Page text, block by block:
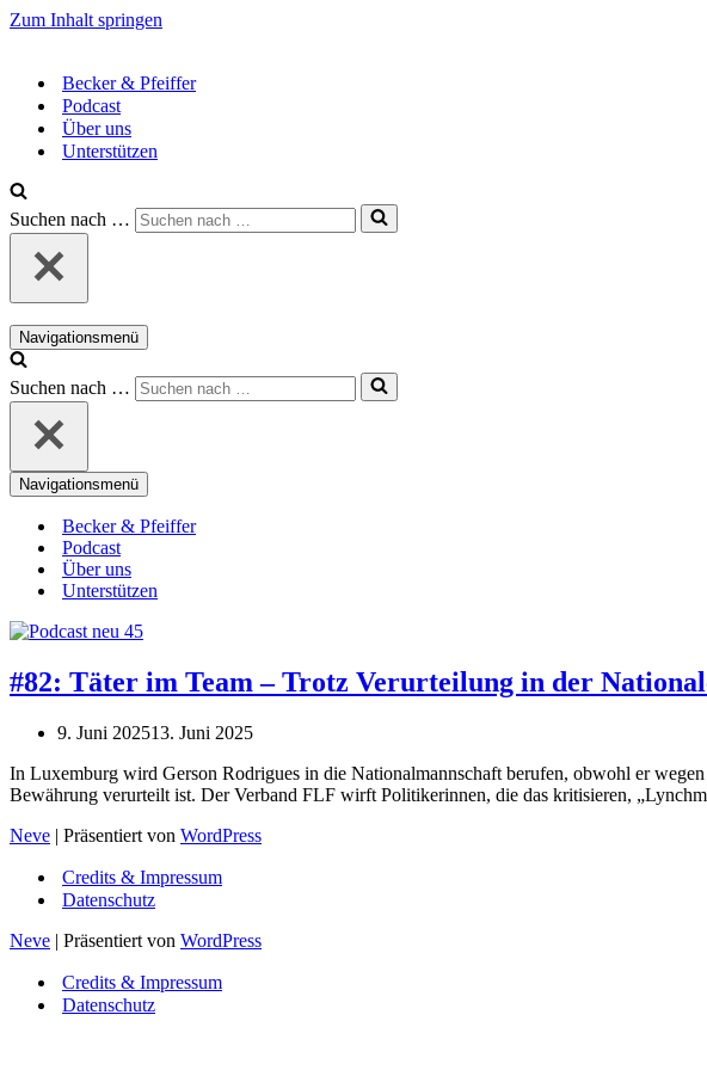
Zum Inhalt springen
Becker & Pfeiffer
Podcast
Über uns
Unterstützen
Suchen nach …
Navigationsmenü
Suchen nach …
Navigationsmenü
Becker & Pfeiffer
Podcast
Über uns
Unterstützen
#82: Täter im Team – Trotz Verurteilung in der
9. Juni 202513. Juni 2025
In Luxemburg wird Gerson Rodrigues in die Nationalmannschaft berufen, obwohl er
Bewährung verurteilt ist. Der Verband FLF wirft Politikerinnen, die das kritisieren,
Neve | Präsentiert von WordPress
Credits & Impressum
Datenschutz
Neve | Präsentiert von WordPress
Credits & Impressum
Datenschutz